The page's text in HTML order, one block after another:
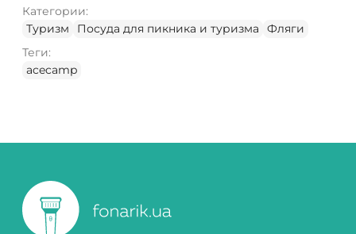
Категории:
Туризм
Посуда для пикника и туризма
Фляги
Теги:
acecamp